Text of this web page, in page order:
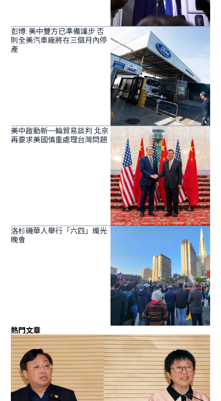
彭博: 美中雙方已準備讓步 否
則全美汽車廠將在三個月內停
產
美中啟動新一輪貿易談判 北京
再要求美國慎重處理台灣問題
洛杉磯華人舉行「六四」燭光
晚會
熱門文章